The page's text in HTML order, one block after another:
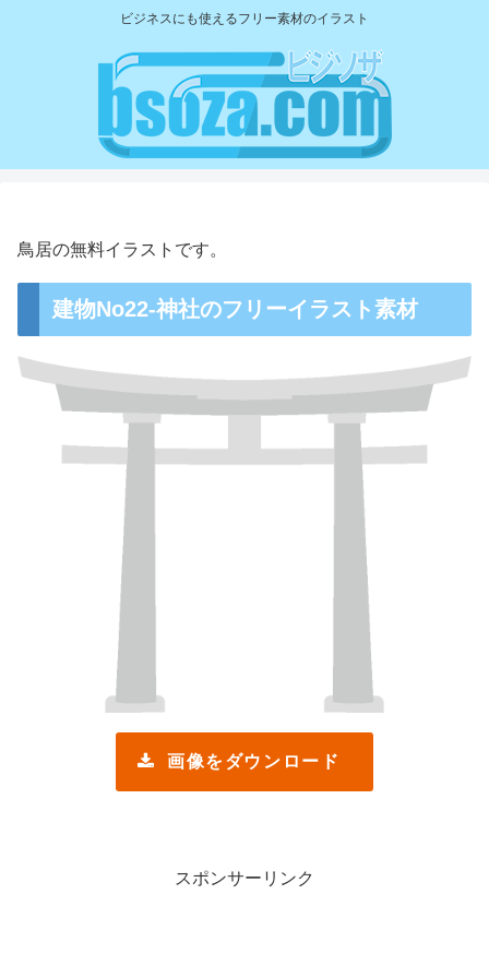
ビジネスにも使えるフリー素材のイラスト
鳥居の無料イラストです。
建物No22-神社のフリーイラスト素材
画像をダウンロード
スポンサーリンク